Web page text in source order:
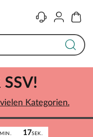
KontaktKonto
MIN. 17SEK.
Kategorien.